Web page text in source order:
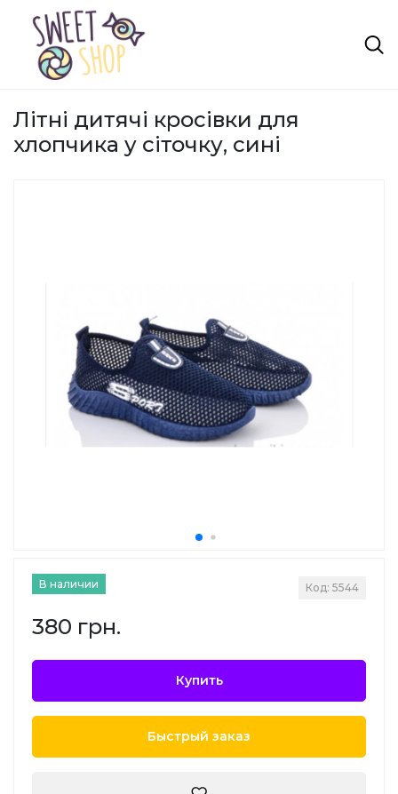
Літні дитячі кросівки для
хлопчика у сіточку, сині
В наличии Код: 5544
380 грн.
Купить
Быстрый заказ